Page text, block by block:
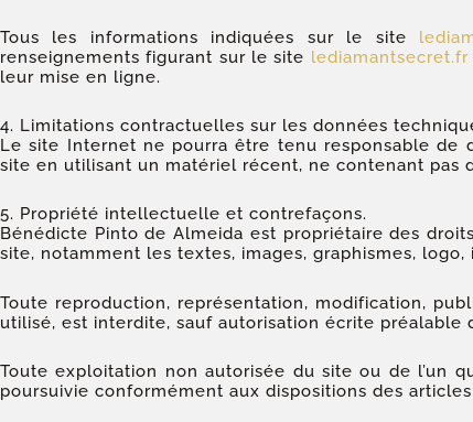
Tous les informations indiquées sur le site
renseignements figurant sur le site lediamantsecret.fr
leur mise en ligne.
4. Limitations contractuelles sur les données
Le site Internet ne pourra être tenu responsable de
site en utilisant un matériel récent, ne contenant
5. Propriété intellectuelle et contrefaçons.
Bénédicte Pinto de Almeida est propriétaire des
site, notamment les textes, images, graphismes, logo,
Toute reproduction, représentation, modification,
utilisé, est interdite, sauf autorisation écrite préalable
Toute exploitation non autorisée du site ou de l’un
poursuivie conformément aux dispositions des